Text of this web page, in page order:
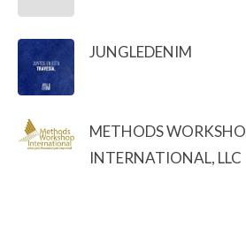
JUNGLEDENIM
METHODS
INTERNATIONAL, LLC